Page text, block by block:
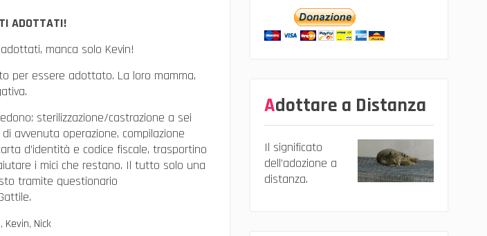
ADOTTATI!
manca solo Kevin!
per essere adottato. La loro mamma,
sterilizzazione/castrazione a sei
avvenuta operazione, compilazione
d’identità e codice fiscale, trasportino
i mici che restano. Il tutto solo una
tramite questionario
, Kevin, Nick
Adottare a Distanza
Il significato
dell’adozione a
distanza.